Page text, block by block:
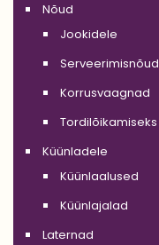
Nõud
Jookidele
Serveerimisnõud
Korrusvaagnad
Tordilõikamiseks
Küünladele
Küünlaalused
Küünlajalad
Laternad